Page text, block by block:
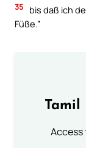
35
bis daß ich
Füße.”
Tamil
Access